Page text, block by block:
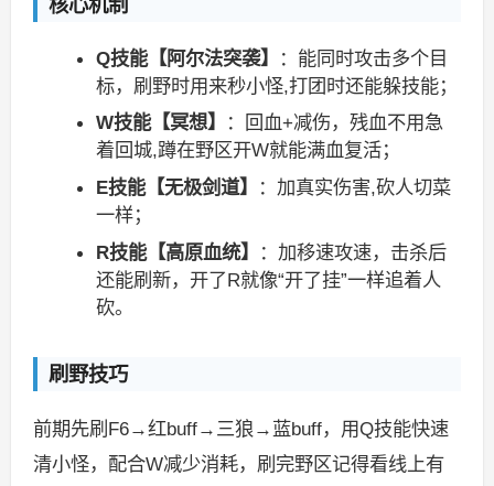
核心机制
Q技能【阿尔法突袭】
：能同时攻击多个目
标，刷野时用来秒小怪,打团时还能躲技能；
W技能【冥想】
：回血+减伤，残血不用急
着回城,蹲在野区开W就能满血复活；
E技能【无极剑道】
：加真实伤害,砍人切菜
一样；
R技能【高原血统】
：加移速攻速，击杀后
还能刷新，开了R就像“开了挂”一样追着人
砍。
刷野技巧
前期先刷F6→红buff→三狼→蓝buff，用Q技能快速
清小怪，配合W减少消耗，刷完野区记得看线上有